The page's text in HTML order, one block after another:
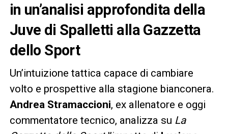
in un’analisi approfondita della
Juve di Spalletti alla Gazzetta
dello Sport
Un’intuizione tattica capace di cambiare
volto e prospettive alla stagione bianconera.
Andrea Stramaccioni, ex allenatore e oggi
commentatore tecnico, analizza su La